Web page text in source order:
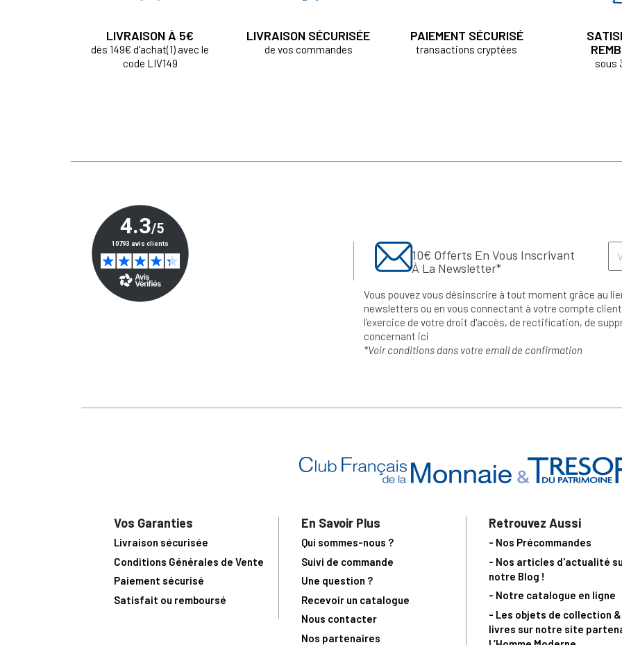
LIVRAISON À 5€
dès 149€ d'achat(1) avec le
code LIV149
LIVRAISON SÉCURISÉE
de vos commandes
PAIEMENT SÉCURISÉ
transactions cryptées
sous
10€ Offerts En Vous Inscrivant
À La Newsletter*
Vous pouvez vous désinscrire à tout moment grâce au
newsletters ou en vous connectant à votre compte
l’exercice de votre droit d'accès, de rectification, de
concernant ici
*Voir conditions dans votre email de confirmation
Vos Garanties
Livraison sécurisée
Conditions Générales de Vente
Paiement sécurisé
Satisfait ou remboursé
En Savoir Plus
Qui sommes-nous ?
Suivi de commande
Une question ?
Recevoir un catalogue
Nous contacter
Nos partenaires
Retrouvez Aussi
- Nos Précommandes
- Nos articles d'actualité
notre Blog !
- Notre catalogue en ligne
- Les objets de collection
livres sur notre site